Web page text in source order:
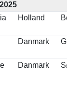
2025
Holland
Danmark
Danmark